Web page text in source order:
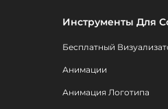
Инструменты Для
Бесплатный
Анимации
Анимация Логотипа